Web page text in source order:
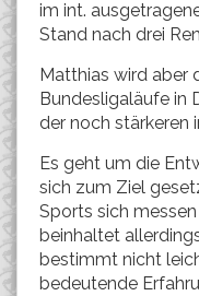
im int.
Stand nach drei
Matthias wird aber
Bundesligaläufe in
der noch stärkeren
Es geht um die
sich zum Ziel
Sports sich messen
beinhaltet
bestimmt nicht
bedeutende